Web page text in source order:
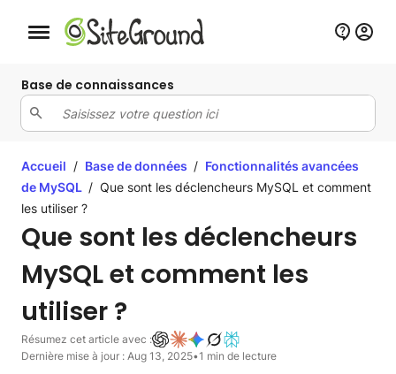
Bouton de navigation mobile
Base de connaissances
Accueil / Base de données / Fonctionnalités avancées
de MySQL / Que sont les déclencheurs MySQL et comment
les utiliser ?
Que sont les déclencheurs
MySQL et comment les
utiliser ?
Résumez cet article avec :
Dernière mise à jour : Aug 13, 2025•1 min de lecture